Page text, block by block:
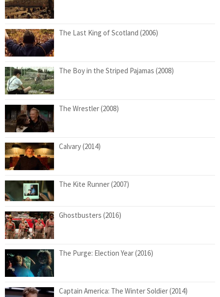
The Last King of Scotland (2006)
The Boy in the Striped Pajamas (2008)
The Wrestler (2008)
Calvary (2014)
The Kite Runner (2007)
Ghostbusters (2016)
The Purge: Election Year (2016)
Captain America: The Winter Soldier (2014)